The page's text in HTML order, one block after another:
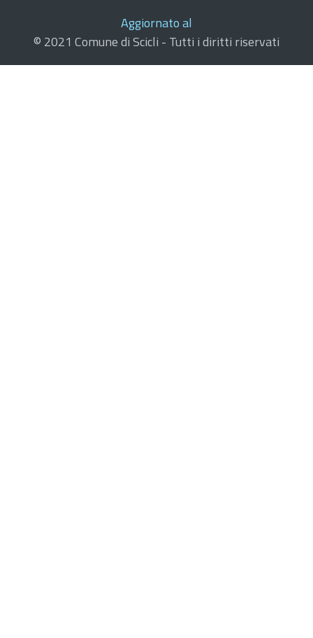
Aggiornato al
© 2021 Comune di Scicli - Tutti i diritti riservati